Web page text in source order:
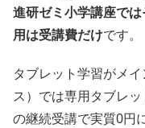
進研ゼミ小学講座で
用は受講費だけです。
タブレット学習がメ
ス）では専用タブレ
の継続受講で実質0円